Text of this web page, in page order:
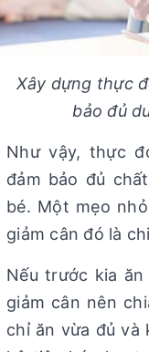
Xây dựng thực
bảo đủ
Như vậy, thực
đảm bảo đủ
bé. Một mẹo
giảm cân đó là
Nếu trước kia
giảm cân nên
chỉ ăn vừa đủ và